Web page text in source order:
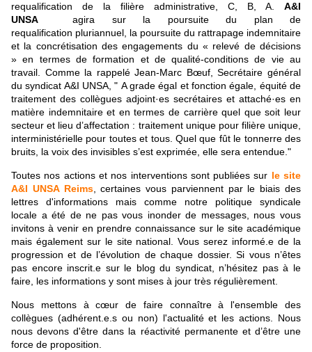
requalification de la filière administrative, C, B, A. A&I
UNSA agira sur la poursuite du plan de
requalification pluriannuel, la poursuite du rattrapage indemnitaire
et la concrétisation des engagements du « relevé de décisions
» en termes de formation et de qualité-conditions de vie au
travail. Comme la rappelé Jean-Marc Bœuf, Secrétaire général
du syndicat A&I UNSA, " A grade égal et fonction égale, équité de
traitement des collègues adjoint·es secrétaires et attaché·es en
matière indemnitaire et en termes de carrière quel que soit leur
secteur et lieu d’affectation : traitement unique pour filière unique,
interministérielle pour toutes et tous. Quel que fût le tonnerre des
bruits, la voix des invisibles s’est exprimée, elle sera entendue."
Toutes nos actions et nos interventions sont publiées sur le site
A&I UNSA Reims, certaines vous parviennent par le biais des
lettres d'informations mais comme notre politique syndicale
locale a été de ne pas vous inonder de messages, nous vous
invitons à venir en prendre connaissance sur le site académique
mais également sur le site national. Vous serez informé.e de la
progression et de l’évolution de chaque dossier. Si vous n’êtes
pas encore inscrit.e sur le blog du syndicat, n’hésitez pas à le
faire, les informations y sont mises à jour très régulièrement.
Nous mettons à cœur de faire connaître à l'ensemble des
collègues (adhérent.e.s ou non) l'actualité et les actions. Nous
nous devons d'être dans la réactivité permanente et d’être une
force de proposition.